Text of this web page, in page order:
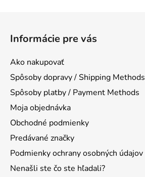
Informácie pre vás
Ako nakupovať
Spôsoby dopravy / Shipping Methods
Spôsoby platby / Payment Methods
Moja objednávka
Obchodné podmienky
Predávané značky
Podmienky ochrany osobných údajov
Nenašli ste čo ste hľadali?